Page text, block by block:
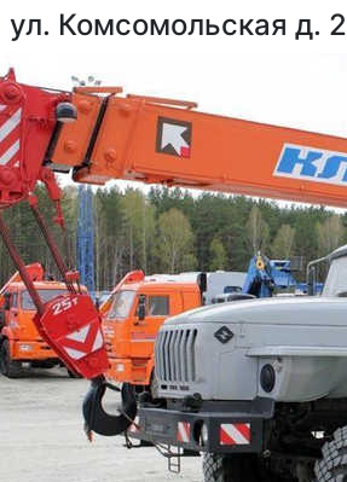
ул. Комсомольская д.